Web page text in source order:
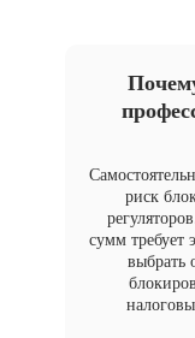
риск
сумм требует
выбрать